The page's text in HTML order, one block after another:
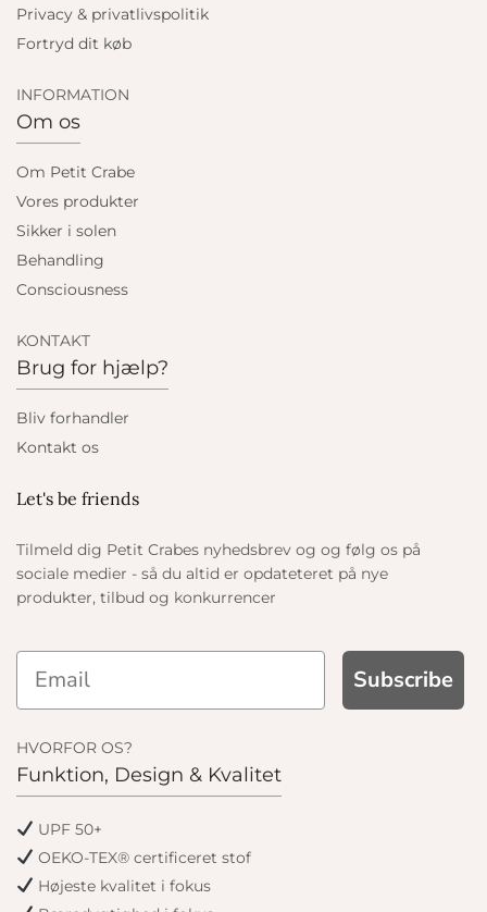
Privacy & privatlivspolitik
Fortryd dit køb
INFORMATION
Om os
Om Petit Crabe
Vores produkter
Sikker i solen
Behandling
Consciousness
KONTAKT
Brug for hjælp?
Bliv forhandler
Kontakt os
Let's be friends
Tilmeld dig Petit Crabes nyhedsbrev og og følg os på
sociale medier - så du altid er opdateteret på nye
produkter, tilbud og konkurrencer
Subscribe
HVORFOR OS?
Funktion, Design & Kvalitet
UPF 50+
OEKO-TEX® certificeret stof
Højeste kvalitet i fokus